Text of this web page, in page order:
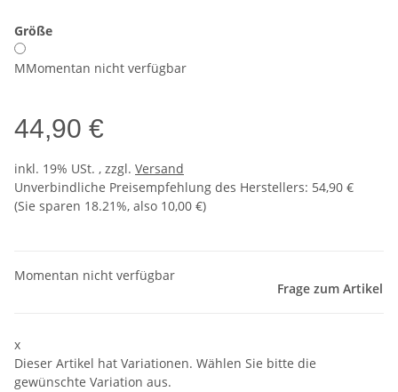
Größe
MMomentan nicht verfügbar
44,90 €
inkl. 19% USt. , zzgl. Versand
Unverbindliche Preisempfehlung des Herstellers: 54,90 €
(Sie sparen 18.21%, also 10,00 €)
Momentan nicht verfügbar
Frage zum Artikel
x
Dieser Artikel hat Variationen. Wählen Sie bitte die
gewünschte Variation aus.